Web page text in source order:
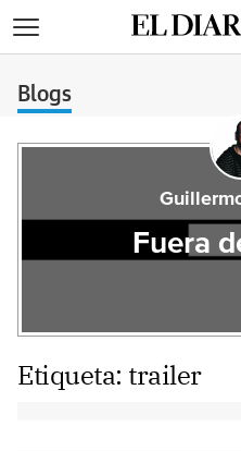
Blogs
Fuera
Etiqueta: trailer